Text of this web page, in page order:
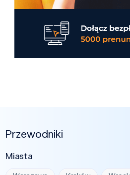
Przewodniki
Miasta